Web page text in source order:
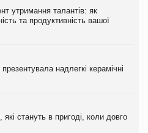
утримання талантів: як
та продуктивність вашої
надлегкі керамічні
стануть в пригоді, коли довго